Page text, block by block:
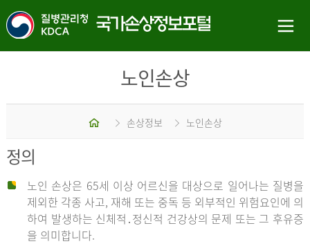
노인손상
홈 손상정보 노인손상
정의
노인 손상은 65세 이상 어르신을 대상으로 일어나는 질병을
제외한 각종 사고, 재해 또는 중독 등 외부적인 위험요인에 의
하여 발생하는 신체적․정신적 건강상의 문제 또는 그 후유증
을 의미합니다.